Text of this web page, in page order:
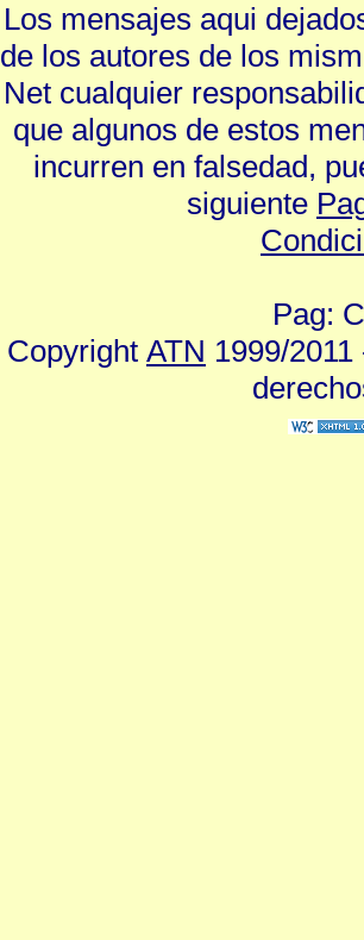
Los mensajes aqui
de los autores de los
Net cualquier
que algunos de estos
incurren en falsedad,
siguiente
Pag:
Copyright ATN 1999/